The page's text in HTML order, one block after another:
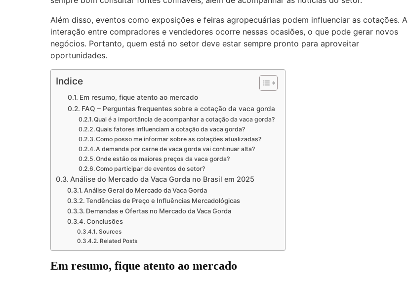
Além disso, eventos como exposições e feiras agropecuárias podem influenciar as cotações. A
interação entre compradores e vendedores ocorre nessas ocasiões, o que pode gerar novos
negócios. Portanto, quem está no setor deve estar sempre pronto para aproveitar
oportunidades.
Indice
Em resumo, fique atento ao mercado
FAQ – Perguntas frequentes sobre a cotação da vaca gorda
Qual é a importância de acompanhar a cotação da vaca gorda?
Quais fatores influenciam a cotação da vaca gorda?
Como posso me informar sobre as cotações atualizadas?
A demanda por carne de vaca gorda vai continuar alta?
Onde estão os maiores preços da vaca gorda?
Como participar de eventos do setor?
Análise do Mercado da Vaca Gorda no Brasil em 2025
Análise Geral do Mercado da Vaca Gorda
Tendências de Preço e Influências Mercadológicas
Demandas e Ofertas no Mercado da Vaca Gorda
Conclusões
Sources
Related Posts
Em resumo, fique atento ao mercado